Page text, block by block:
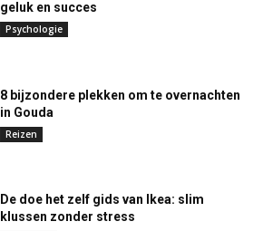
geluk en succes
Psychologie
8 bijzondere plekken om te overnachten
in Gouda
Reizen
De doe het zelf gids van Ikea: slim
klussen zonder stress